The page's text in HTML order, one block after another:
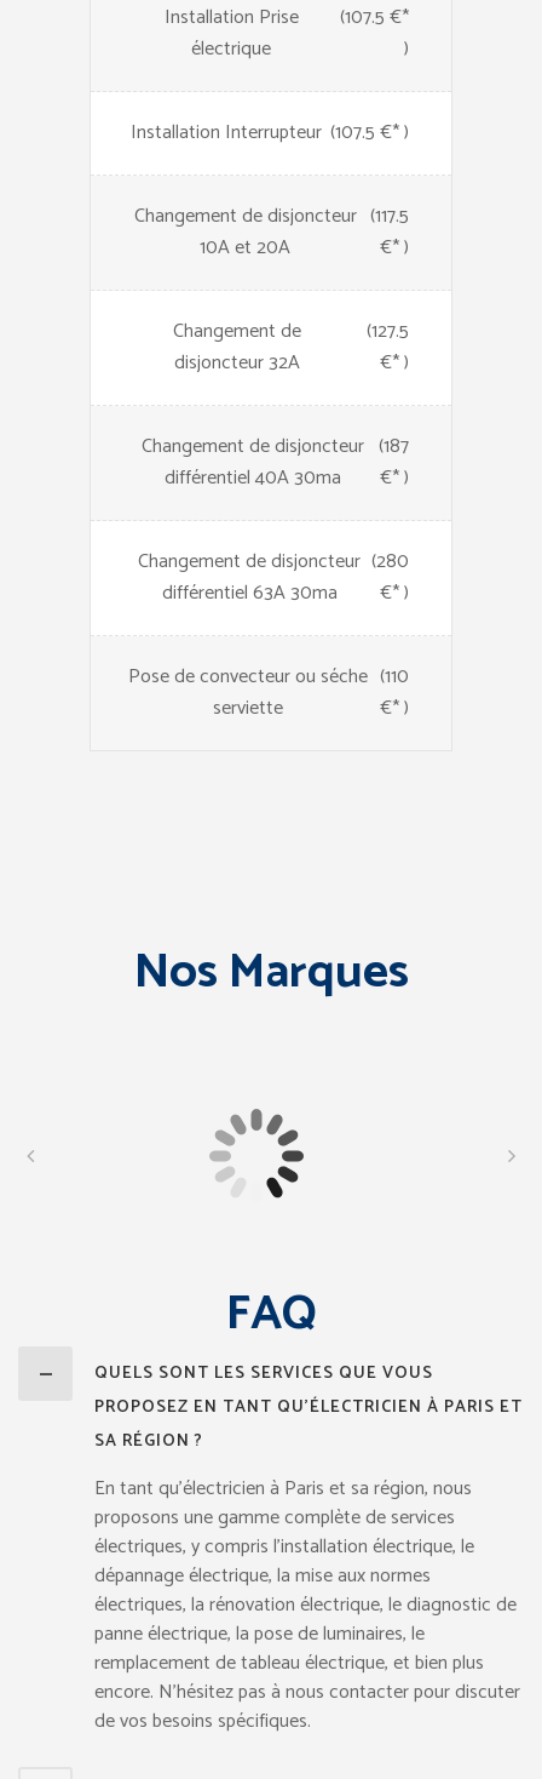
Installation Prise
électrique
(107.5 €*
)
Installation Interrupteur (107.5 €* )
Changement de disjoncteur
10A et 20A
(117.5
€* )
Changement de
disjoncteur 32A
(127.5
€* )
Changement de disjoncteur
différentiel 40A 30ma
(187
€* )
Changement de disjoncteur
différentiel 63A 30ma
(280
€* )
Pose de convecteur ou séche
serviette
(110
€* )
Nos Marques
FAQ
QUELS SONT LES SERVICES QUE VOUS
PROPOSEZ EN TANT QU'ÉLECTRICIEN À PARIS ET
SA RÉGION ?
En tant qu’électricien à Paris et sa région, nous
proposons une gamme complète de services
électriques, y compris l’installation électrique, le
dépannage électrique, la mise aux normes
électriques, la rénovation électrique, le diagnostic de
panne électrique, la pose de luminaires, le
remplacement de tableau électrique, et bien plus
encore. N’hésitez pas à nous contacter pour discuter
de vos besoins spécifiques.